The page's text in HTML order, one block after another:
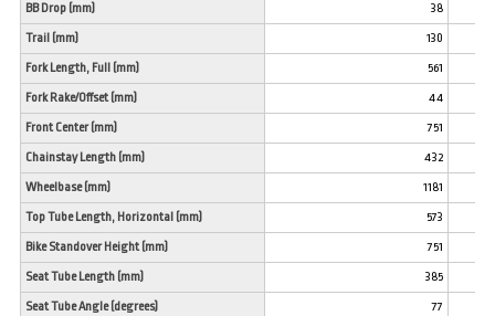
BB Drop (mm) 38
Trail (mm) 130
Fork Length, Full (mm) 561
Fork Rake/Offset (mm) 44
Front Center (mm) 751
Chainstay Length (mm) 432
Wheelbase (mm) 1181
Top Tube Length, Horizontal (mm) 573
Bike Standover Height (mm) 751
Seat Tube Length (mm) 385
Seat Tube Angle (degrees) 77